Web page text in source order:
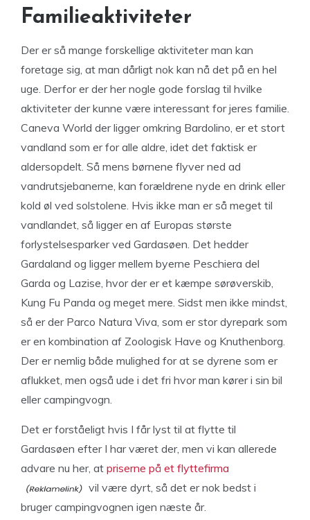
Familieaktiviteter
Der er så mange forskellige aktiviteter man kan
foretage sig, at man dårligt nok kan nå det på en hel
uge. Derfor er der her nogle gode forslag til hvilke
aktiviteter der kunne være interessant for jeres familie.
Caneva World der ligger omkring Bardolino, er et stort
vandland som er for alle aldre, idet det faktisk er
aldersopdelt. Så mens børnene flyver ned ad
vandrutsjebanerne, kan forældrene nyde en drink eller
kold øl ved solstolene. Hvis ikke man er så meget til
vandlandet, så ligger en af Europas største
forlystelsesparker ved Gardasøen. Det hedder
Gardaland og ligger mellem byerne Peschiera del
Garda og Lazise, hvor der er et kæmpe sørøverskib,
Kung Fu Panda og meget mere. Sidst men ikke mindst,
så er der Parco Natura Viva, som er stor dyrepark som
er en kombination af Zoologisk Have og Knuthenborg.
Der er nemlig både mulighed for at se dyrene som er
aflukket, men også ude i det fri hvor man kører i sin bil
eller campingvogn.
Det er forståeligt hvis I får lyst til at flytte til
Gardasøen efter I har været der, men vi kan allerede
advare nu her, at priserne på et flyttefirma
vil være dyrt, så det er nok bedst i
bruger campingvognen igen næste år.